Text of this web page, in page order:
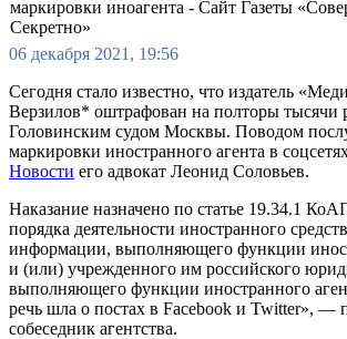
06 декабря 2021, 19:56
Сегодня стало известно, что издатель
Верзилов* оштрафован на полторы тысячи
Головинским судом Москвы. Поводом
маркировки иностранного агента в
Новости его адвокат Леонид Соловьев.
Наказание назначено по статье 19.34.1
порядка деятельности иностранного
информации, выполняющего функции
и (или) учрежденного им российского
выполняющего функции иностранного
речь шла о постах в Facebook и Twitter», —
собеседник агентства.